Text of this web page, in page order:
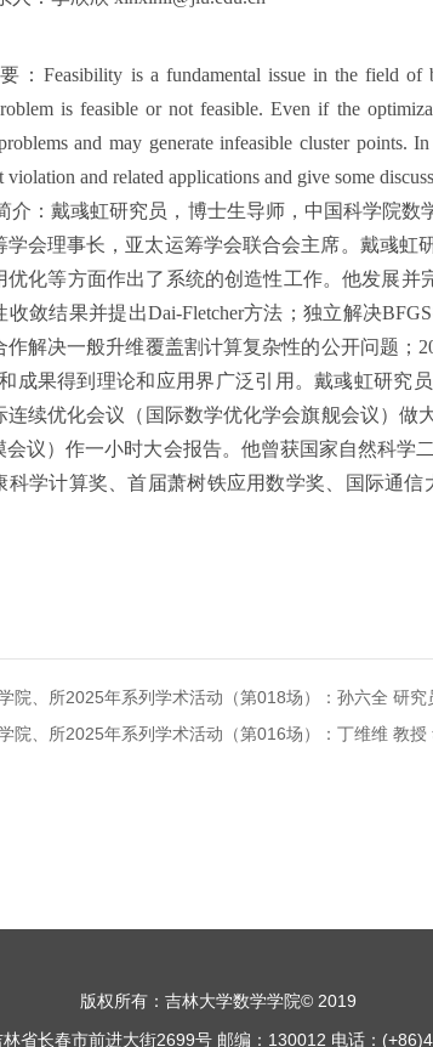
：Feasibility is a fundamental issue in the field of
is feasible or not feasible. Even if the
and may generate infeasible cluster points.
violation and related applications and give some
介：戴彧虹研究员，博士生导师，中国科学院
学会理事长，亚太运筹学会联合会主席。戴彧
优化等方面作出了系统的创造性工作。他发展并
收敛结果并提出Dai-Fletcher方法；独立解决
作解决一般升维覆盖割计算复杂性的公开问题；
成果得到理论和应用界广泛引用。戴彧虹研究
连续优化会议（国际数学优化学会旗舰会议）做
会议）作一小时大会报告。他曾获国家自然科学
科学计算奖、首届萧树铁应用数学奖、国际通
院、所2025年系列学术活动（第018场）：孙六全 研
院、所2025年系列学术活动（第016场）：丁维维 教授
版权所有：吉林大学数学学院© 2019
省长春市前进大街2699号 邮编：130012 电话：